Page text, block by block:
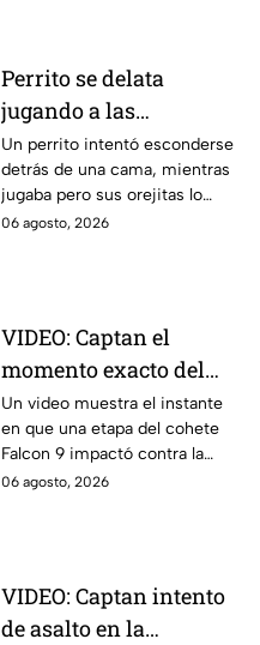
Perrito se delata
jugando a las
escondidas y conquista
las redes
Un perrito intentó esconderse
detrás de una cama, mientras
jugaba pero sus orejitas lo
delataron. El tierno video
06 agosto, 2026
VIDEO: Captan el
momento exacto del
impacto de cohete
contra la Luna; así
reaccionó
Un video muestra el instante
en que una etapa del cohete
Falcon 9 impactó contra la
luna, levantando una enorme
06 agosto, 2026
VIDEO: Captan intento
de asalto en la